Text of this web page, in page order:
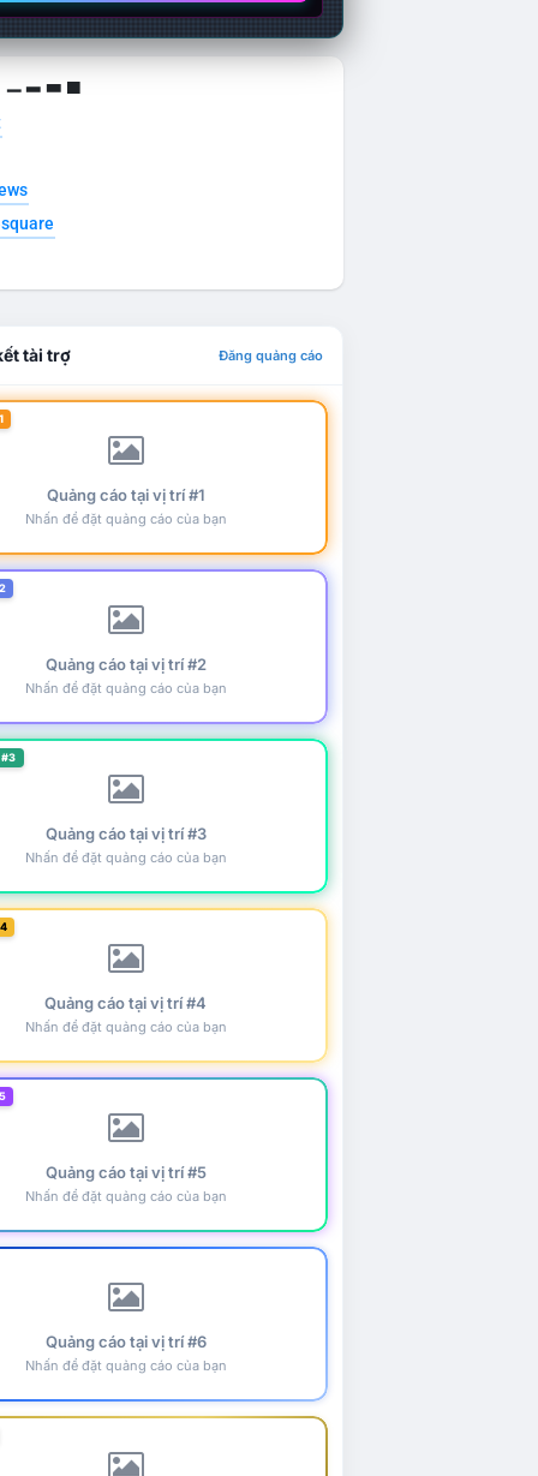
▁ ▂ ▃ ▄
tài trợ Đăng quảng cáo
Quảng cáo tại vị trí #1
Nhấn để đặt quảng cáo của bạn
Quảng cáo tại vị trí #2
Nhấn để đặt quảng cáo của bạn
Quảng cáo tại vị trí #3
Nhấn để đặt quảng cáo của bạn
Quảng cáo tại vị trí #4
Nhấn để đặt quảng cáo của bạn
Quảng cáo tại vị trí #5
Nhấn để đặt quảng cáo của bạn
Quảng cáo tại vị trí #6
Nhấn để đặt quảng cáo của bạn